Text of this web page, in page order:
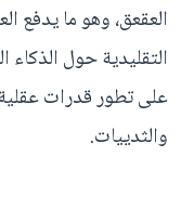
العقعق، وهو ما يدفع
التقليدية حول الذكاء
على تطور قدرات
والثدييات.